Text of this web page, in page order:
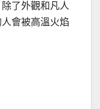
了外觀和凡人
會被高溫火焰